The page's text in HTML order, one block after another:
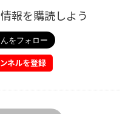
報を購読しよう